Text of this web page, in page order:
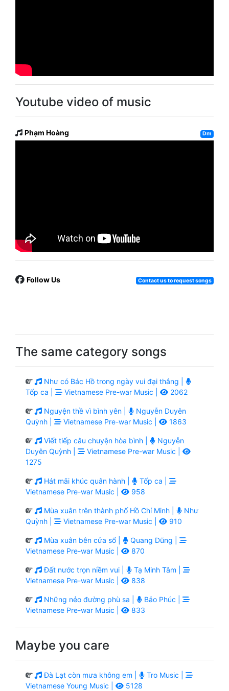
Youtube video of music
Phạm Hoàng Dm
Follow Us Contact us to request songs
The same category songs
Như có Bác Hồ trong ngày vui đại thắng |
Tốp ca |
Vietnamese Pre-war Music | 2062
Nguyện thề vì bình yên |
Nguyễn Duyên
Quỳnh |
Vietnamese Pre-war Music | 1863
Viết tiếp câu chuyện hòa bình |
Nguyễn
Duyên Quỳnh |
Vietnamese Pre-war Music |
1275
Hát mãi khúc quân hành |
Tốp ca |
Vietnamese Pre-war Music |
958
Mùa xuân trên thành phố Hồ Chí Minh |
Như
Quỳnh |
Vietnamese Pre-war Music | 910
Mùa xuân bên cửa sổ |
Quang Dũng |
Vietnamese Pre-war Music |
870
Đất nước trọn niềm vui |
Tạ Minh Tâm |
Vietnamese Pre-war Music |
838
Những nẻo đường phù sa |
Bảo Phúc |
Vietnamese Pre-war Music |
833
Maybe you care
Đà Lạt còn mưa không em |
Tro Music |
Vietnamese Young Music |
5128